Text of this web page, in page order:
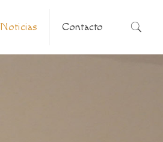
Noticias Contacto